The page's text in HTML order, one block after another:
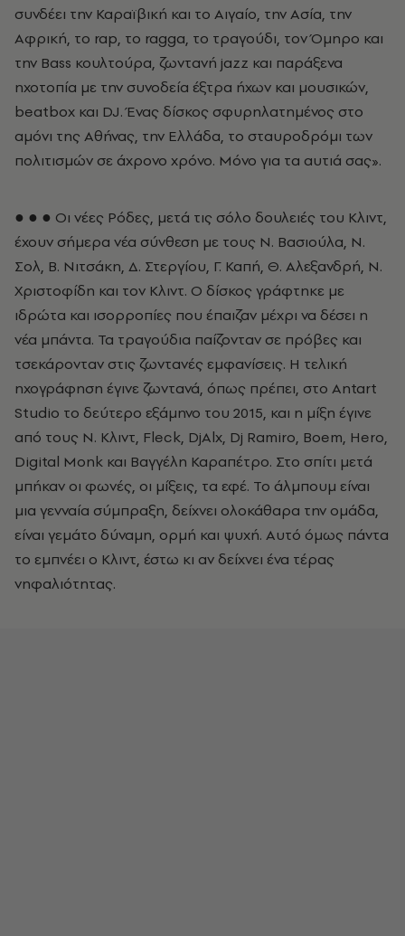
συνδέει την Καραϊβική και το Αιγαίο, την Ασία, την
Αφρική, το rap, το ragga, το τραγούδι, τον Όμηρο και
την Bass κουλτούρα, ζωντανή jazz και παράξενα
ηχοτοπία με την συνοδεία έξτρα ήχων και μουσικών,
beatbox και DJ. Ένας δίσκος σφυρηλατημένος στο
αμόνι της Αθήνας, την Ελλάδα, το σταυροδρόμι των
πολιτισμών σε άχρονο χρόνο. Μόνο για τα αυτιά σας».
● ● ● Οι νέες Ρόδες, μετά τις σόλο δουλειές του Κλιντ,
έχουν σήμερα νέα σύνθεση με τους Ν. Βασιούλα, Ν.
Σολ, Β. Νιτσάκη, Δ. Στεργίου, Γ. Καπή, Θ. Αλεξανδρή, Ν.
Χριστοφίδη και τον Κλιντ. Ο δίσκος γράφτηκε με
ιδρώτα και ισορροπίες που έπαιζαν μέχρι να δέσει η
νέα μπάντα. Τα τραγούδια παίζονταν σε πρόβες και
τσεκάρονταν στις ζωντανές εμφανίσεις. Η τελική
ηχογράφηση έγινε ζωντανά, όπως πρέπει, στο Antart
Studio το δεύτερο εξάμηνο του 2015, και η μίξη έγινε
από τους Ν. Κλιντ, Fleck, DjAlx, Dj Ramiro, Boem, Ηero,
Digital Monk και Βαγγέλη Καραπέτρο. Στο σπίτι μετά
μπήκαν οι φωνές, οι μίξεις, τα εφέ. Το άλμπουμ είναι
μια γενναία σύμπραξη, δείχνει ολοκάθαρα την ομάδα,
είναι γεμάτο δύναμη, ορμή και ψυχή. Αυτό όμως πάντα
το εμπνέει ο Κλιντ, έστω κι αν δείχνει ένα τέρας
νηφαλιότητας.